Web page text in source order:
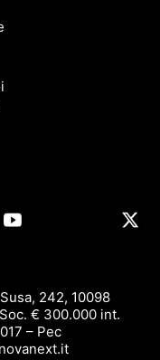
242, 10098
€ 300.000 int.
– Pec